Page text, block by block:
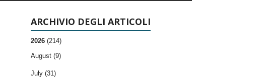
ARCHIVIO DEGLI ARTICOLI
2026 (214)
August (9)
July (31)